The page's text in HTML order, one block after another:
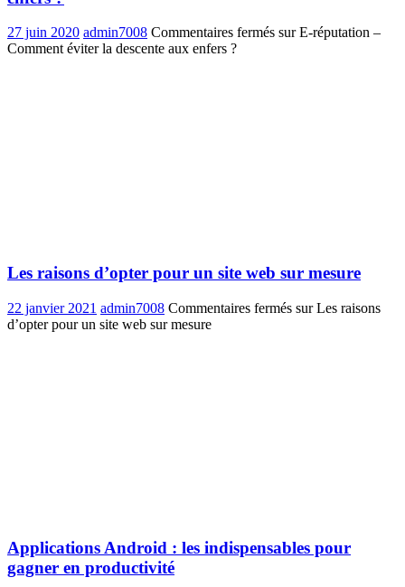
27 juin 2020 admin7008 Commentaires fermés sur E-réputation –
Comment éviter la descente aux enfers ?
Les raisons d’opter pour un site web sur mesure
22 janvier 2021 admin7008 Commentaires fermés sur Les raisons
d’opter pour un site web sur mesure
Applications Android : les indispensables pour
gagner en productivité